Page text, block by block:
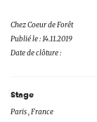
ChezCoeur de Forêt
Publié le : 14.11.2019
Date de clôture :
Stage
Paris , France